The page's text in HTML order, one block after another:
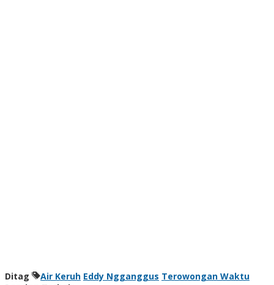
Ditag Air Keruh Eddy Ngganggus Terowongan Waktu